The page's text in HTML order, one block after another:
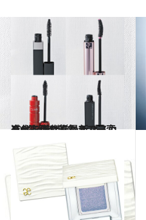
2018.10.3
進化を遂げた最新マスカラ6選 肌の印象まで一変させる傑作揃い！
ビューティ＆ヘルス